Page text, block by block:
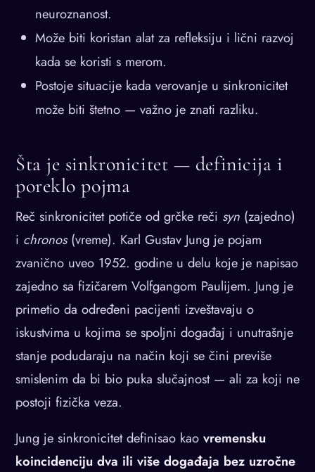
neuroznanost.
Može biti koristan alat za refleksiju i lični razvoj
kada se koristi s merom.
Postoje situacije kada verovanje u sinkronicitet
može biti štetno — važno je znati razliku.
Šta je sinkronicitet — definicija i
poreklo pojma
Reč sinkronicitet potiče od grčke reči syn (zajedno)
i chronos(vreme). Karl Gustav Jung je pojam
zvanično uveo 1952. godine u delu koje je napisao
zajedno sa fizičarem Volfgangom Paulijem. Jung je
primetio da određeni pacijenti izveštavaju o
iskustvima u kojima se spoljni događaj i unutrašnje
stanje podudaraju na način koji se čini previše
smislenim da bi bio puka slučajnost — ali za koji ne
postoji fizička veza.
Jung je sinkronicitet definisao kao vremensku
koincidenciju dva ili više događaja bez uzročne